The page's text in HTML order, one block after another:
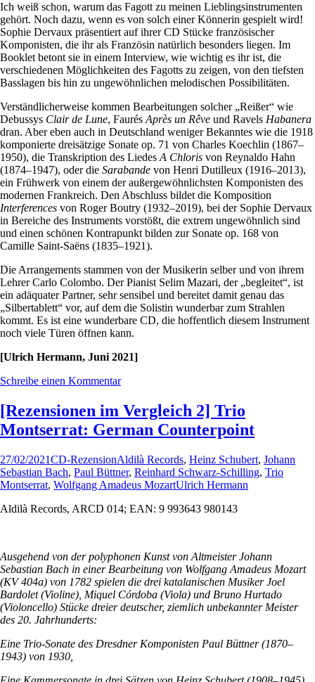
Ich weiß schon, warum das Fagott zu meinen Lieblingsinstrumenten
gehört. Noch dazu, wenn es von solch einer Könnerin gespielt wird!
Sophie Dervaux präsentiert auf ihrer CD Stücke französischer
Komponisten, die ihr als Französin natürlich besonders liegen. Im
Booklet betont sie in einem Interview, wie wichtig es ihr ist, die
verschiedenen Möglichkeiten des Fagotts zu zeigen, von den tiefsten
Basslagen bis hin zu ungewöhnlichen melodischen Possibilitäten.
Verständlicherweise kommen Bearbeitungen solcher „Reißer“ wie
Debussys Clair de Lune, Faurés Après un Rêve und Ravels Habanera
dran. Aber eben auch in Deutschland weniger Bekanntes wie die 1918
komponierte dreisätzige Sonate op. 71 von Charles Koechlin (1867–
1950), die Transkription des Liedes A Chloris von Reynaldo Hahn
(1874–1947), oder die Sarabande von Henri Dutilleux (1916–2013),
ein Frühwerk von einem der außergewöhnlichsten Komponisten des
modernen Frankreich. Den Abschluss bildet die Komposition
Interferences von Roger Boutry (1932–2019), bei der Sophie Dervaux
in Bereiche des Instruments vorstößt, die extrem ungewöhnlich sind
und einen schönen Kontrapunkt bilden zur Sonate op. 168 von
Camille Saint-Saëns (1835–1921).
Die Arrangements stammen von der Musikerin selber und von ihrem
Lehrer Carlo Colombo. Der Pianist Selim Mazari, der „begleitet“, ist
ein adäquater Partner, sehr sensibel und bereitet damit genau das
„Silbertablett“ vor, auf dem die Solistin wunderbar zum Strahlen
kommt. Es ist eine wunderbare CD, die hoffentlich diesem Instrument
noch viele Türen öffnen kann.
[Ulrich Hermann, Juni 2021]
Schreibe einen Kommentar
[Rezensionen im Vergleich 2] Trio
Montserrat: German Counterpoint
27/02/2021CD-RezensionAldilà Records, Heinz Schubert, Johann
Sebastian Bach, Paul Büttner, Reinhard Schwarz-Schilling, Trio
Montserrat, Wolfgang Amadeus MozartUlrich Hermann
Aldilà Records, ARCD 014; EAN: 9 993643 980143
Ausgehend von der polyphonen Kunst von Altmeister Johann
Sebastian Bach in einer Bearbeitung von Wolfgang Amadeus Mozart
(KV 404a) von 1782 spielen die drei katalanischen Musiker Joel
Bardolet (Violine), Miquel Córdoba (Viola) und Bruno Hurtado
(Violoncello) Stücke dreier deutscher, ziemlich unbekannter Meister
des 20. Jahrhunderts:
Eine Trio-Sonate des Dresdner Komponisten Paul Büttner (1870–
1943) von 1930,